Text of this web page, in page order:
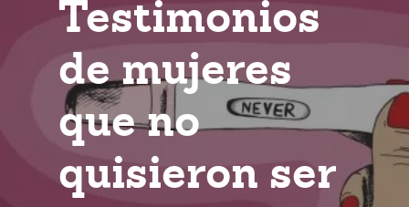
Testimonios
de mujeres
que no
quisieron ser